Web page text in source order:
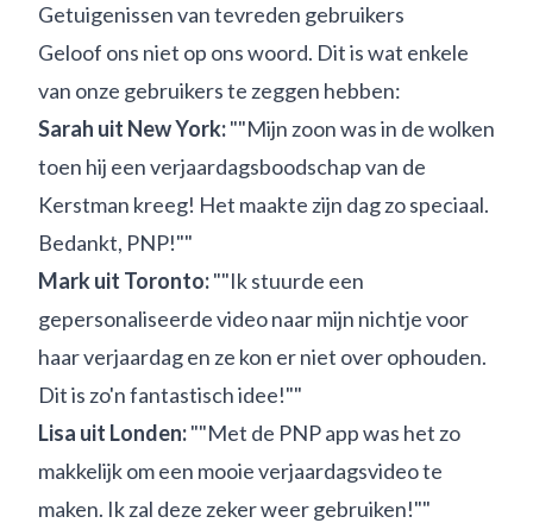
Getuigenissen van tevreden gebruikers
Geloof ons niet op ons woord. Dit is wat enkele
van onze gebruikers te zeggen hebben:
Sarah uit New York:""Mijn zoon was in de wolken
toen hij een verjaardagsboodschap van de
Kerstman kreeg! Het maakte zijn dag zo speciaal.
Bedankt, PNP!""
Mark uit Toronto:""Ik stuurde een
gepersonaliseerde video naar mijn nichtje voor
haar verjaardag en ze kon er niet over ophouden.
Dit is zo'n fantastisch idee!""
Lisa uit Londen:""Met de PNP app was het zo
makkelijk om een mooie verjaardagsvideo te
maken. Ik zal deze zeker weer gebruiken!""